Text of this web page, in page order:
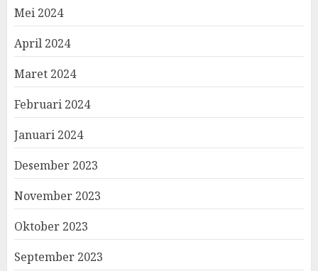
Mei 2024
April 2024
Maret 2024
Februari 2024
Januari 2024
Desember 2023
November 2023
Oktober 2023
September 2023